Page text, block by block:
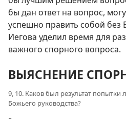
бы дан ответ на вопрос,
успешно править собой
Иегова уделил время для
важного спорного вопроса.
ВЫЯСНЕНИЕ
9, 10. Каков был результат попытки
Божьего руководства?